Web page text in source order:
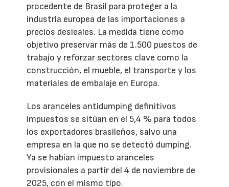
procedente de Brasil para proteger a la
industria europea de las importaciones a
precios desleales. La medida tiene como
objetivo preservar más de 1.500 puestos de
trabajo y reforzar sectores clave como la
construcción, el mueble, el transporte y los
materiales de embalaje en Europa.
Los aranceles antidumping definitivos
impuestos se sitúan en el 5,4 % para todos
los exportadores brasileños, salvo una
empresa en la que no se detectó dumping.
Ya se habían impuesto aranceles
provisionales a partir del 4 de noviembre de
2025, con el mismo tipo.